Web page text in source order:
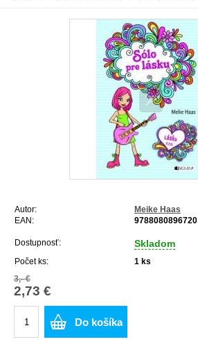
Autor:
Meike Haas
EAN:
9788080896720
Dostupnosť: Skladom
Počet ks: 1 ks
3,- €
2,73 €
Do košíka